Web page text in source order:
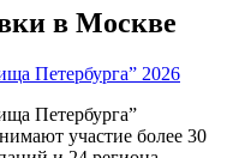
в Москве
Петербурга” 2026
Петербурга”
участие более 30